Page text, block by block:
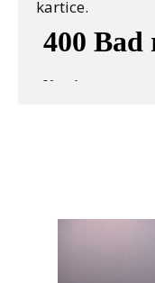
kartice.